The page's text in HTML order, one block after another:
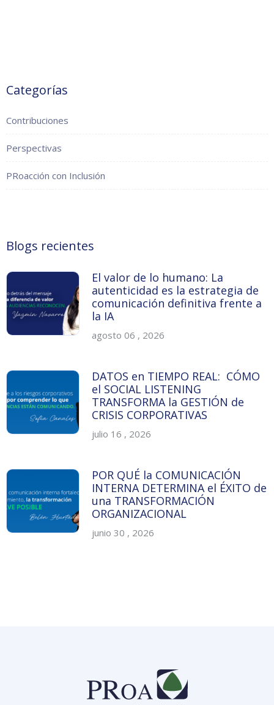
Categorías
Contribuciones
Perspectivas
PRoacción con Inclusión
Blogs recientes
El valor de lo humano: La
autenticidad es la estrategia de
comunicación definitiva frente a
la IA
agosto 06 , 2026
DATOS en TIEMPO REAL: CÓMO
el SOCIAL LISTENING
TRANSFORMA la GESTIÓN de
CRISIS CORPORATIVAS
julio 16 , 2026
POR QUÉ la COMUNICACIÓN
INTERNA DETERMINA el ÉXITO de
una TRANSFORMACIÓN
ORGANIZACIONAL
junio 30 , 2026